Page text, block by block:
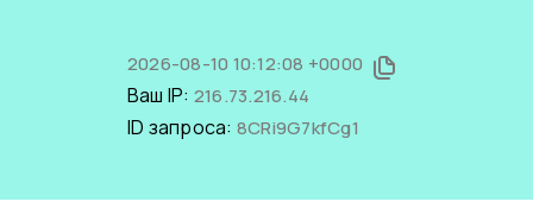
2026-08-10 10:12:08 +0000
Ваш IP: 216.73.216.44
ID запроса: 8CRi9G7kfCg1